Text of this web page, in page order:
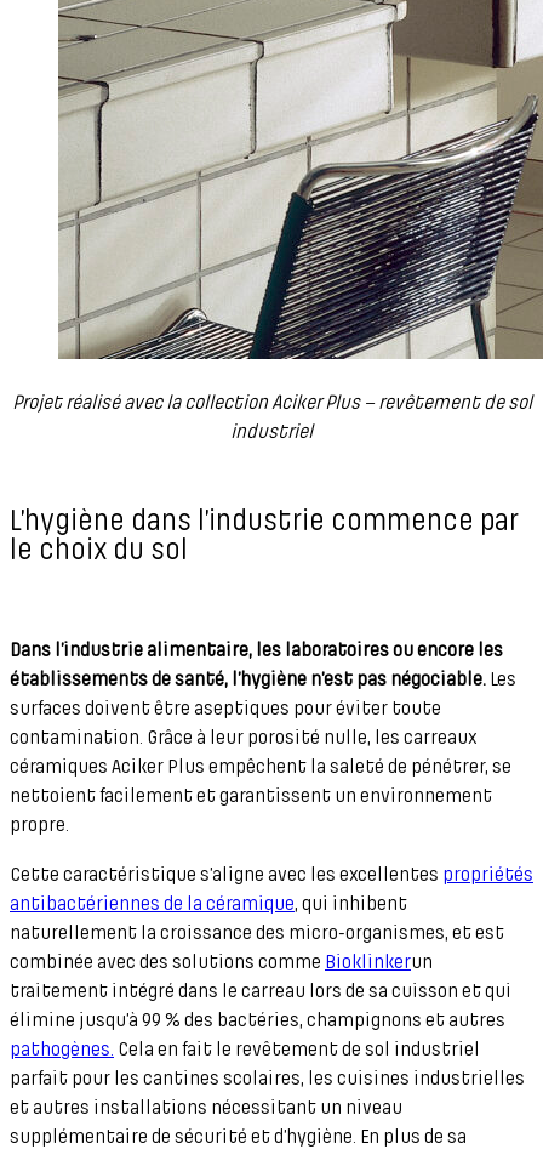
Projet réalisé avec la collection Aciker Plus – revêtement de sol
industriel
L’hygiène dans l’industrie commence par
le choix du sol
Dans l’industrie alimentaire, les laboratoires ou encore les
établissements de santé, l’hygiène n’est pas négociable. Les
surfaces doivent être aseptiques pour éviter toute
contamination. Grâce à leur porosité nulle, les carreaux
céramiques Aciker Plus empêchent la saleté de pénétrer, se
nettoient facilement et garantissent un environnement
propre.
Cette caractéristique s’aligne avec les excellentes propriétés
antibactériennes de la céramique, qui inhibent
naturellement la croissance des micro-organismes, et est
combinée avec des solutions comme Bioklinkerun
traitement intégré dans le carreau lors de sa cuisson et qui
élimine jusqu’à 99 % des bactéries, champignons et autres
pathogènes. Cela en fait le revêtement de sol industriel
parfait pour les cantines scolaires, les cuisines industrielles
et autres installations nécessitant un niveau
supplémentaire de sécurité et d’hygiène. En plus de sa